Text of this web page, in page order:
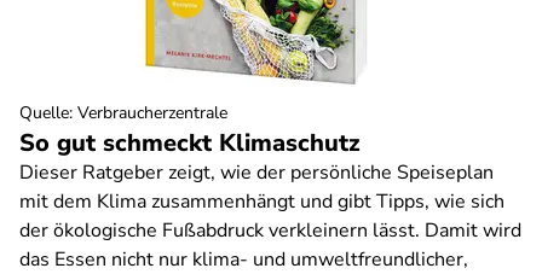
So gut schmeckt Klimaschutz
Dieser Ratgeber zeigt, wie der persönliche Speiseplan
mit dem Klima zusammenhängt und gibt Tipps, wie sich
der ökologische Fußabdruck verkleinern lässt. Damit wird
das Essen nicht nur klima- und umweltfreundlicher,
Quelle: Verbraucherzentrale